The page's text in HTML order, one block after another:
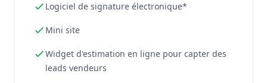
Logiciel de signature électronique*
Mini site
Widget d'estimation en ligne pour capter des
leads vendeurs